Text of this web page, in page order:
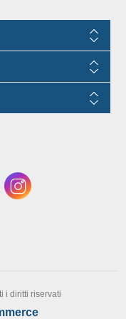
Dimensioni: 26cm.
i diritti riservati